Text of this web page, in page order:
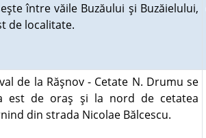
între văile Buzăului şi Buzăielului,
de localitate.
de la Răşnov - Cetate N. Drumu se
est de oraş şi la nord de cetatea
din strada Nicolae Bălcescu.